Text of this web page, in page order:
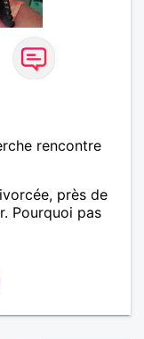
rencontre
près de
Pourquoi pas